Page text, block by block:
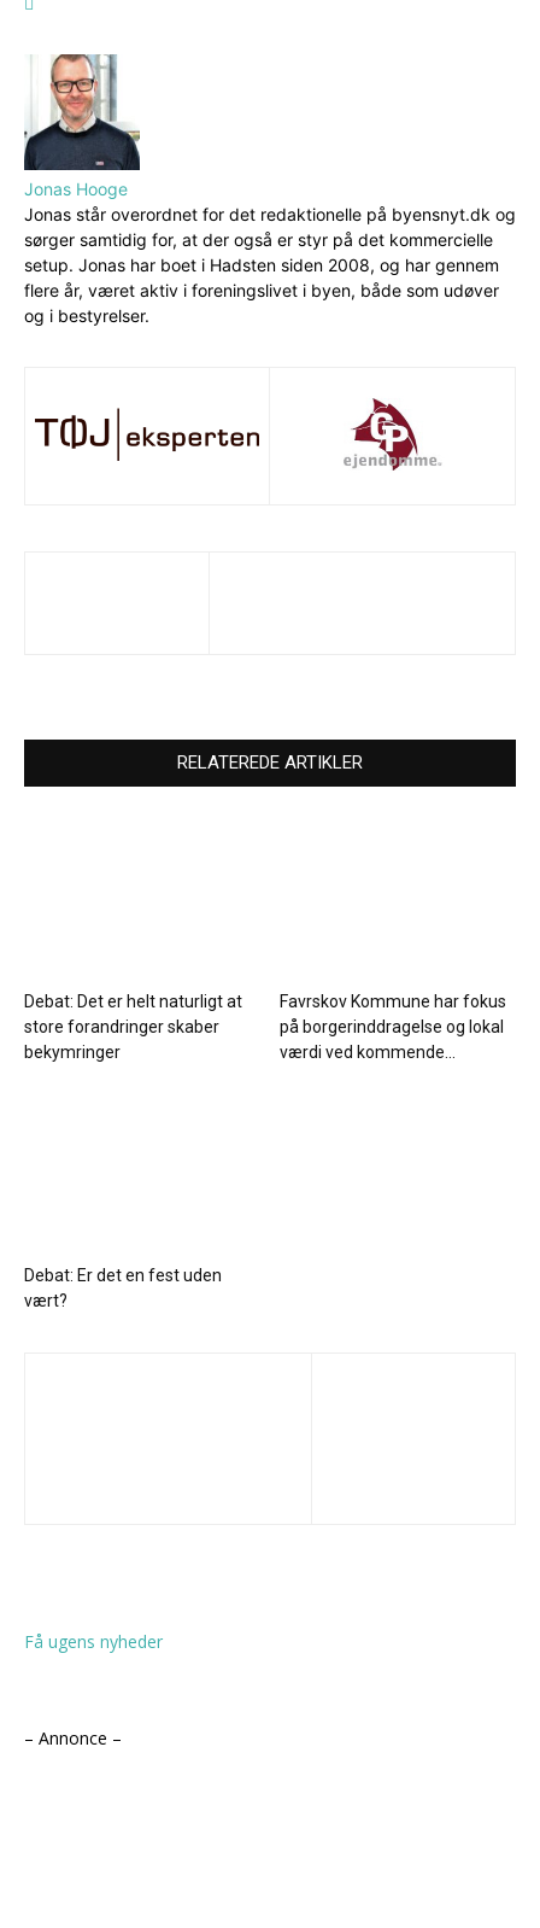
Jonas Hooge
Jonas står overordnet for det redaktionelle på byensnyt.dk og
sørger samtidig for, at der også er styr på det kommercielle
setup. Jonas har boet i Hadsten siden 2008, og har gennem
flere år, været aktiv i foreningslivet i byen, både som udøver
og i bestyrelser.
RELATEREDE ARTIKLER
Debat: Det er helt naturligt at
store forandringer skaber
bekymringer
Favrskov Kommune har fokus
på borgerinddragelse og lokal
værdi ved kommende...
Debat: Er det en fest uden
vært?
Få ugens nyheder
– Annonce –